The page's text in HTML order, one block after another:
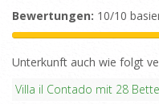
Bewertungen: 10/10
Unterkunft auch wie folgt
Villa il Contado mit 28